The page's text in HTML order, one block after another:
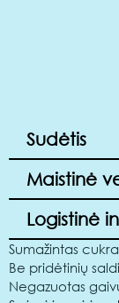
Sudėtis
Maistinė
Logistinė
Sumažintas
Be pridėtinių
Negazuotas